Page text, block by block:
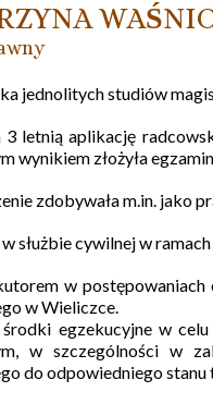
jednolitych studiów
3 letnią aplikację
wynikiem złożyła
zdobywała m.in. jako
w służbie cywilnej w
w
w Wieliczce.
środki egzekucyjne w
w szczególności w
do odpowiedniego stanu